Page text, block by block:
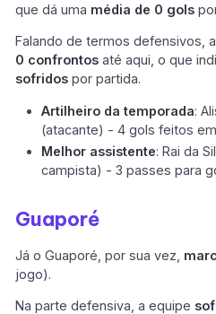
que dá uma média de 0 gols
Falando de termos defensivos,
0 confrontos até aqui, o que
sofridos por partida.
Artilheiro da temporada:
(atacante) - 4 gols feitos
Melhor assistente: Rai da
campista) - 3 passes para
Guaporé
Já o Guaporé, por sua vez,
jogo).
Na parte defensiva, a equipe